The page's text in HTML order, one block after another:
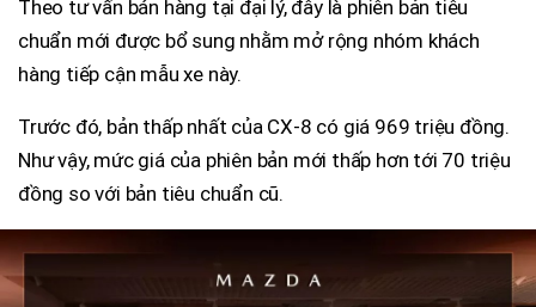
Theo tư vấn bán hàng tại đại lý, đây là phiên bản tiêu
chuẩn mới được bổ sung nhằm mở rộng nhóm khách
hàng tiếp cận mẫu xe này.
Trước đó, bản thấp nhất của CX-8 có giá 969 triệu đồng.
Như vậy, mức giá của phiên bản mới thấp hơn tới 70 triệu
đồng so với bản tiêu chuẩn cũ.